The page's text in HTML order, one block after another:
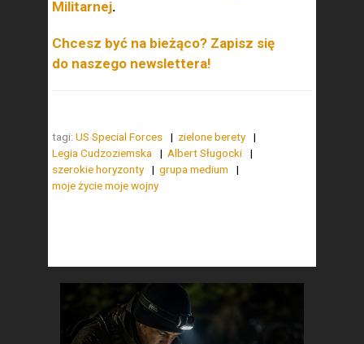
Militarnej.
Chcesz być na bieżąco? Zapisz się
do naszego newslettera!
tagi: US Special Forces
zielone berety
Legia Cudzoziemska
Albert Sługocki
szerokie horyzonty
grupa medium
moje życie moje wojny